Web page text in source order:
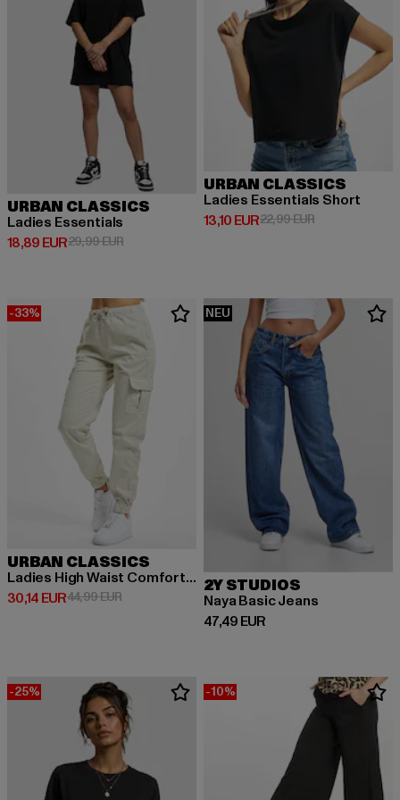
URBAN CLASSICS
Ladies Essentials
18,89 EUR
Derzeitiger Preis: 18,89 EUR
29,99 EURAktionspreis: 29,99 EUR
URBAN CLASSICS
Ladies Essentials Short
13,10 EUR
Derzeitiger Preis: 13,10 EUR
22,99 EURAktionspreis:
-33%
URBAN CLASSICS
Ladies High Waist Comfort Jogging
30,14 EUR
Derzeitiger Preis: 30,14 EUR
44,99 EURAktionspreis: 44,99 EUR
NEU
2Y STUDIOS
Naya Basic Jeans
47,49 EUR
Derzeitiger Preis: 47,49 EUR
-25% -10%